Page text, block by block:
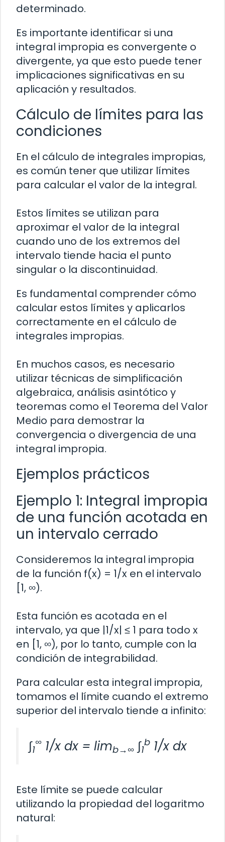
determinado.
Es importante identificar si una
integral impropia es convergente o
divergente, ya que esto puede tener
implicaciones significativas en su
aplicación y resultados.
Cálculo de límites para las
condiciones
En el cálculo de integrales impropias,
es común tener que utilizar límites
para calcular el valor de la integral.
Estos límites se utilizan para
aproximar el valor de la integral
cuando uno de los extremos del
intervalo tiende hacia el punto
singular o la discontinuidad.
Es fundamental comprender cómo
calcular estos límites y aplicarlos
correctamente en el cálculo de
integrales impropias.
En muchos casos, es necesario
utilizar técnicas de simplificación
algebraica, análisis asintótico y
teoremas como el Teorema del Valor
Medio para demostrar la
convergencia o divergencia de una
integral impropia.
Ejemplos prácticos
Ejemplo 1: Integral impropia
de una función acotada en
un intervalo cerrado
Consideremos la integral impropia
de la función f(x) = 1/x en el intervalo
[1, ∞).
Esta función es acotada en el
intervalo, ya que |1/x| ≤ 1 para todo x
en [1, ∞), por lo tanto, cumple con la
condición de integrabilidad.
Para calcular esta integral impropia,
tomamos el límite cuando el extremo
superior del intervalo tiende a infinito:
∫1
∞ 1/x dx = limb→∞ ∫1
b 1/x dx
Este límite se puede calcular
utilizando la propiedad del logaritmo
natural: